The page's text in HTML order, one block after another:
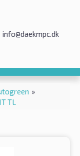
info@daekmpc.dk
»
TL